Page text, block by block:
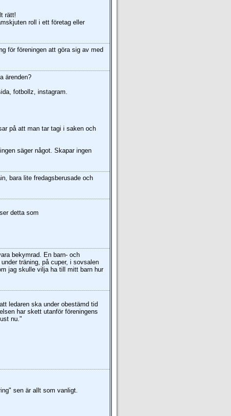
rätt!
roll i ett företag eller
för föreningen att göra sig av med
ärenden?
fotbollz, instagram.
på att man tar tagi i saken och
säger något. Skapar ingen
bara lite fredagsberusade och
detta som
bekymrad. En barn- och
träning, på cuper, i sovsalen
jag skulle vilja ha till mitt barn hur
ledaren ska under obestämd tid
har skett utanför föreningens
nu."
sen är allt som vanligt.